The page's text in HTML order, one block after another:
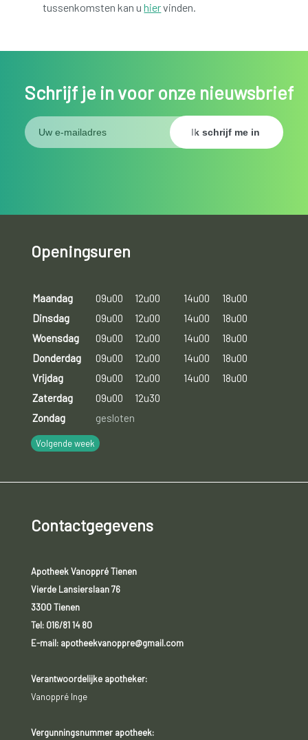
tussenkomsten kan uhiervinden.
Schrijf je in voor onze nieuwsbrief
Openingsuren
Maandag 09u00 12u00 14u00
18u00
Dinsdag
09u00 12u00 14u00
18u00
Woensdag
09u00 12u00 14u00
18u00
Donderdag
09u00 12u00 14u00
18u00
Vrijdag
09u00 12u00 14u00
18u00
Zaterdag
09u00
12u30
Zondag
gesloten
Volgende week
Contactgegevens
Apotheek Vanoppré Tienen
Vierde Lansierslaan 76
3300 Tienen
Tel: 016/81 14 80
E-mail: apotheekvanoppre@gmail.com
Verantwoordelijke apotheker:
Vanoppré Inge
Vergunningsnummer apotheek: